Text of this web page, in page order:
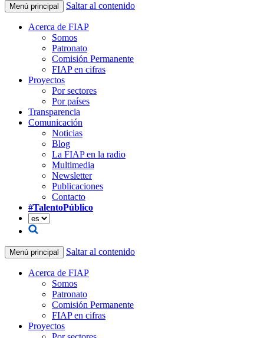
Menú principal Saltar al contenido
Acerca de FIAP
Somos
Patronato
Comisión Permanente
FIAP en cifras
Proyectos
Por sectores
Por países
Transparencia
Comunicación
Noticias
Blog
La FIAP en la radio
Multimedia
Newsletter
Publicaciones
Contacto
#TalentoPúblico
Menú principal Saltar al contenido
Acerca de FIAP
Somos
Patronato
Comisión Permanente
FIAP en cifras
Proyectos